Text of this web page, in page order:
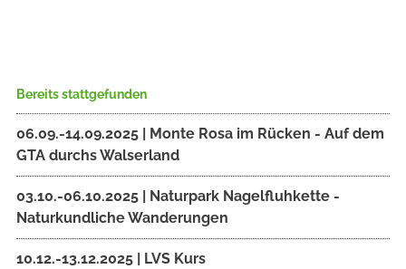
Bereits stattgefunden
06.09.-14.09.2025 | Monte Rosa im Rücken - Auf dem
GTA durchs Walserland
03.10.-06.10.2025 | Naturpark Nagelfluhkette -
Naturkundliche Wanderungen
10.12.-13.12.2025 | LVS Kurs